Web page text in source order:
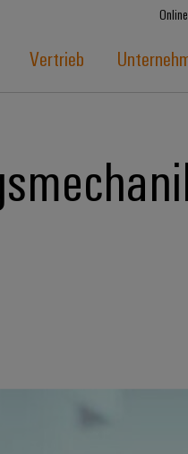
Vertrieb